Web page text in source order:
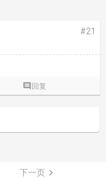
#21
 回复
下一页